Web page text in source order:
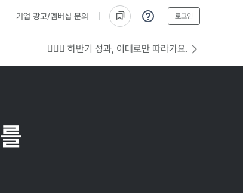
기업 광고/멤버십 문의 로그인
💁🏻‍♂️ 하반기 성과, 이대로만 따라가요.
를